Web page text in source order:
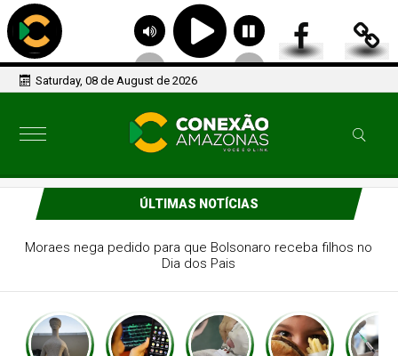
Saturday, 08 de August de 2026
ÚLTIMAS NOTÍCIAS
Agência Nacional de Proteção de Dados investiga
plataforma Discord